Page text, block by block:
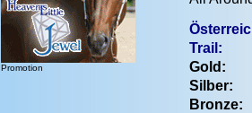
Promotion
Trail:
Gold:
Silber:
Bronze: